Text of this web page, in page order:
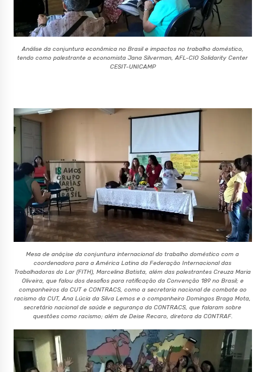
Análise da conjuntura econômica no Brasil e impactos no trabalho doméstico,
tendo como palestrante a economista Jana Silverman, AFL-CIO Solidarity Center
CESIT-UNICAMP
Mesa de anáçise da conjuntura internacional do trabalho doméstico com a
coordenadora para a América Latina da Federação Internacional das
Trabalhadoras do Lar (FITH), Marcelina Batista, além das palestrantes Creuza Maria
Oliveira, que falou dos desafios para ratificação da Convenção 189 no Brasil; e
companheiros da CUT e CONTRACS, como a secretaria nacional de combate ao
racismo da CUT, Ana Lúcia da Silva Lemos e o companheiro Domingos Braga Mota,
secretário nacional de saúde e segurança da CONTRACS, que falaram sobre
questões como racismo; além de Deise Recaro, diretora da CONTRAF.